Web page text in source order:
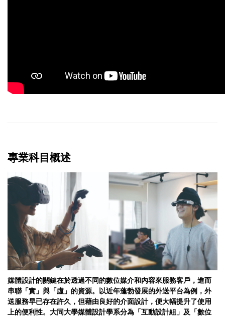
專業科目概述
媒體設計的關鍵在於透過不同的數位媒介和內容來服務客戶，進而
串聯「實」與「虛」的資源。以近年蓬勃發展的外送平台為例，外
送服務早已存在許久，但藉由良好的介面設計，便大幅提升了使用
上的便利性。大同大學媒體設計學系分為「互動設計組」及「數位